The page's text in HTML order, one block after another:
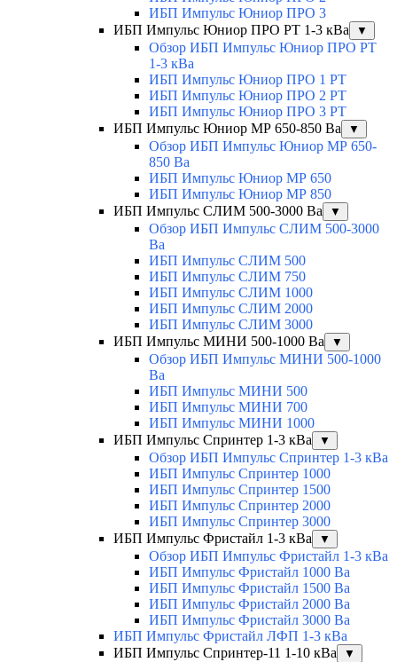
ИБП Импульс Юниор ПРО 3
ИБП Импульс Юниор ПРО РТ 1-3 кВа
▼
Обзор ИБП Импульс Юниор ПРО РТ
1-3 кВа
ИБП Импульс Юниор ПРО 1 РТ
ИБП Импульс Юниор ПРО 2 РТ
ИБП Импульс Юниор ПРО 3 РТ
ИБП Импульс Юниор МР 650-850 Ва
▼
Обзор ИБП Импульс Юниор МР 650-
850 Ва
ИБП Импульс Юниор МР 650
ИБП Импульс Юниор МР 850
ИБП Импульс СЛИМ 500-3000 Ва
▼
Обзор ИБП Импульс СЛИМ 500-3000
Ва
ИБП Импульс СЛИМ 500
ИБП Импульс СЛИМ 750
ИБП Импульс СЛИМ 1000
ИБП Импульс СЛИМ 2000
ИБП Импульс СЛИМ 3000
ИБП Импульс МИНИ 500-1000 Ва
▼
Обзор ИБП Импульс МИНИ 500-1000
Ва
ИБП Импульс МИНИ 500
ИБП Импульс МИНИ 700
ИБП Импульс МИНИ 1000
ИБП Импульс Спринтер 1-3 кВа
▼
Обзор ИБП Импульс Спринтер 1-3 кВа
ИБП Импульс Спринтер 1000
ИБП Импульс Спринтер 1500
ИБП Импульс Спринтер 2000
ИБП Импульс Спринтер 3000
ИБП Импульс Фристайл 1-3 кВа
▼
Обзор ИБП Импульс Фристайл 1-3 кВа
ИБП Импульс Фристайл 1000 Ва
ИБП Импульс Фристайл 1500 Ва
ИБП Импульс Фристайл 2000 Ва
ИБП Импульс Фристайл 3000 Ва
ИБП Импульс Фристайл ЛФП 1-3 кВа
ИБП Импульс Спринтер-11 1-10 кВа
▼